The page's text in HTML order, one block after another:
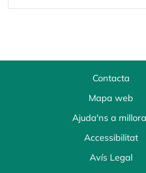
Contacta
Mapa web
Ajuda'ns a
Accessibilitat
Avís Legal